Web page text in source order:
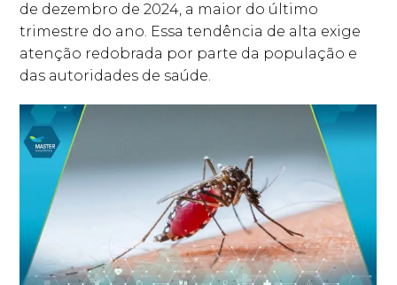
de dezembro de 2024, a maior do último
trimestre do ano. Essa tendência de alta exige
atenção redobrada por parte da população e
das autoridades de saúde.